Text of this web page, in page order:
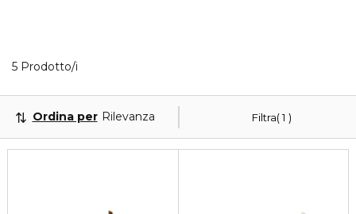
5 Prodotto/i
Filtra 1
Ordina per Rilevanza